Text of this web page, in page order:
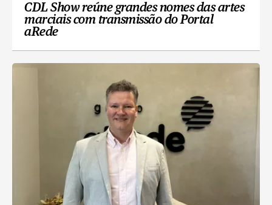
CDL Show reúne grandes nomes das artes
marciais com transmissão do Portal
aRede